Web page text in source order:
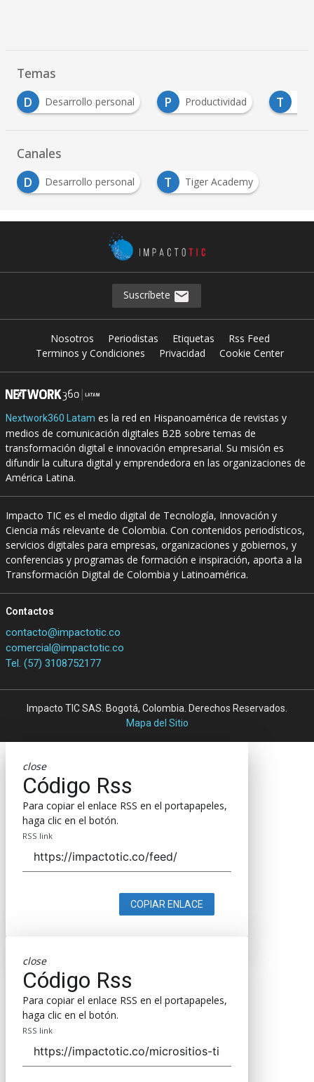
Temas
personal P Productividad T Tiger Academy
Canales
D
Desarrollo personal T Tiger Academy
Suscríbete
Nosotros Periodistas Etiquetas
Rss Feed
Terminos y Condiciones
Privacidad Cookie Center
Nextwork360 Latam es la red en Hispanoamérica de revistas y
medios de comunicación digitales B2B sobre temas de
transformación digital e innovación empresarial. Su misión es
difundir la cultura digital y emprendedora en las organizaciones de
América Latina.
Impacto TIC es el medio digital de Tecnología, Innovación y
Ciencia más relevante de Colombia. Con contenidos periodísticos,
servicios digitales para empresas, organizaciones y gobiernos, y
conferencias y programas de formación e inspiración, aporta a la
Transformación Digital de Colombia y Latinoamérica.
Contactos
contacto@impactotic.co
comercial@impactotic.co
Tel. (57) 3108752177
Impacto TIC SAS. Bogotá, Colombia. Derechos Reservados.
Mapa del Sitio
close
Código Rss
Para copiar el enlace RSS en el portapapeles,
haga clic en el botón.
RSS link
COPIAR ENLACE
close
Código Rss
Para copiar el enlace RSS en el portapapeles,
haga clic en el botón.
RSS link